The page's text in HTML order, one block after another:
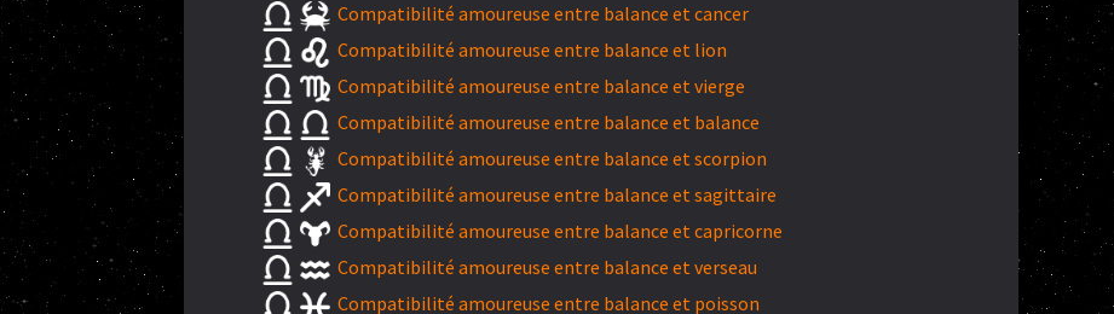
Compatibilité amoureuse entre balance et cancer
Compatibilité amoureuse entre balance et lion
Compatibilité amoureuse entre balance et vierge
Compatibilité amoureuse entre balance et balance
Compatibilité amoureuse entre balance et scorpion
Compatibilité amoureuse entre balance et sagittaire
Compatibilité amoureuse entre balance et capricorne
Compatibilité amoureuse entre balance et verseau
Compatibilité amoureuse entre balance et poisson